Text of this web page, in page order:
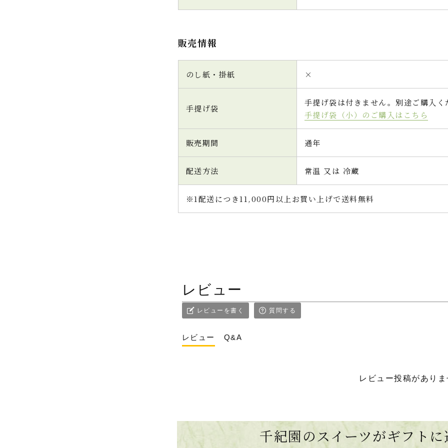
販売情報
のし紙・掛紙 ×
手提げ袋
手提げ袋は付きません。別途ご購入く
手提げ袋（小）のご購入はこちら
販売期間 通年
配送方法 常温 又は 冷蔵
※1配送につき11,000円以上お買い上げで送料無料
レビュー
レビューを書く 質問する
レビュー Q&A
レビュー投稿があり
千紀園のスイーツがギフト